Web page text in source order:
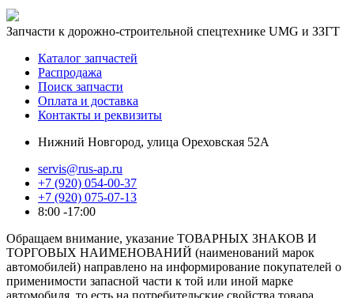
Запчасти к дорожно-строительной спецтехнике UMG и ЗЗГТ
Каталог запчастей
Распродажа
Поиск запчасти
Оплата и доставка
Контакты и реквизиты
Нижний Новгород, улица Ореховская 52А
servis@rus-ap.ru
+7 (920) 054-00-37
+7 (920) 075-07-13
8:00 -17:00
Обращаем внимание, указание ТОВАРНЫХ ЗНАКОВ И
ТОРГОВЫХ НАИМЕНОВАНИЙ (наименований марок
автомобилей) направлено на информирование покупателей о
применимости запасной части к той или иной марке